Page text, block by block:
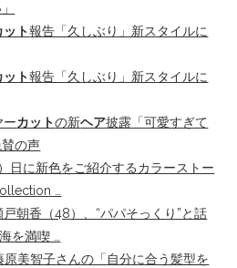
ット報告「久しぶり」新スタイルに
ット報告「久しぶり」新スタイルに
ーカットの新ヘア披露「可愛すぎて
の声
日に新色をご紹介するカラーストー
…
朝香（48）、“パパそっくり”と話
を満喫 …
美智子さんの「自分に合う髪型を